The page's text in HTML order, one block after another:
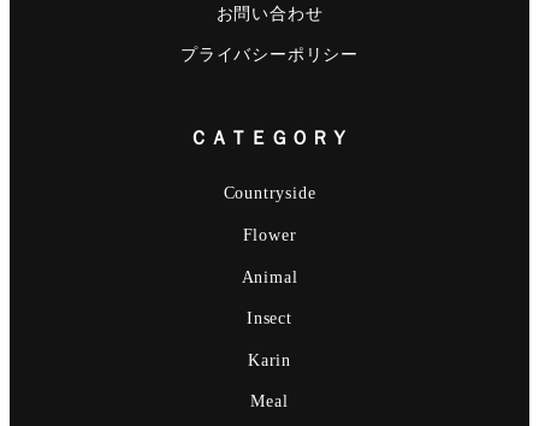
お問い合わせ
プライバシーポリシー
ＣＡＴＥＧＯＲＹ
Countryside
Flower
Animal
Insect
Karin
Meal